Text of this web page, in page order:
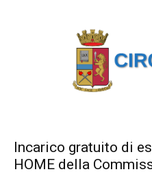
Incarico gratuito di
HOME della